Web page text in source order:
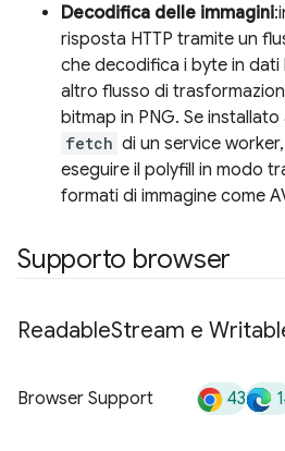
Decodifica delle immagini
risposta HTTP tramite un
che decodifica i byte in
altro flusso di
bitmap in PNG. Se
fetch di un service
eseguire il polyfill in modo
formati di immagine come
Supporto browser
ReadableStream e
Browser Support 43